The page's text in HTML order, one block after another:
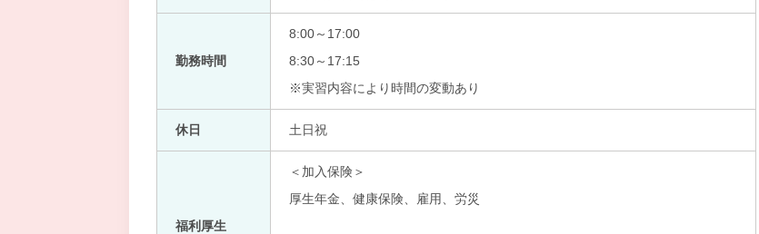
勤務時間
8:00～17:00
8:30～17:15
※実習内容により時間の変動あり
休日 土日祝
福利厚生
＜加入保険＞
厚生年金、健康保険、雇用、労災